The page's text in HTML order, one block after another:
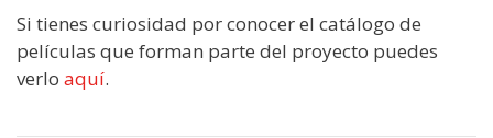
Si tienes curiosidad por conocer el catálogo de
películas que forman parte del proyecto puedes
verlo aquí.